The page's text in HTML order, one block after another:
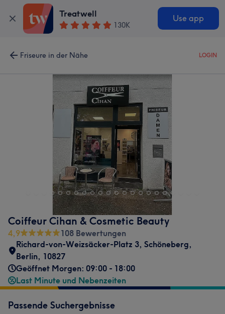
Treatwell
130K
Use app
Friseure in der Nähe LOGIN
Coiffeur Cihan & Cosmetic Beauty
4,9
108 Bewertungen
Richard-von-Weizsäcker-Platz 3, Schöneberg,
Berlin, 10827
Geöffnet Morgen: 09:00 - 18:00
Last Minute und Nebenzeiten
Passende Suchergebnisse